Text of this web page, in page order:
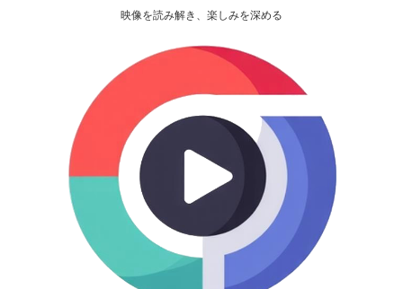
映像を読み解き、楽しみを深める